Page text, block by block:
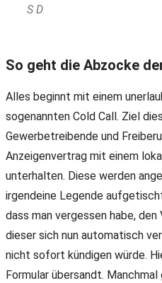
S D
So geht die Abzocke
Alles beginnt mit einem
sogenannten Cold Call. Ziel
Gewerbetreibende und
Anzeigenvertrag mit einem
unterhalten. Diese werden
irgendeine Legende
dass man vergessen habe,
dieser sich nun automatisch
nicht sofort kündigen würde.
Formular übersandt.